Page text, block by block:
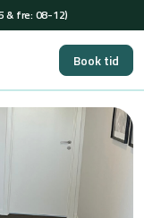
fre: 08-12)
fre: 08-12)
2026
Book tid